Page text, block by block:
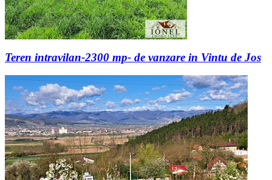
Teren intravilan-2300 mp- de vanzare in Vintu de Jos